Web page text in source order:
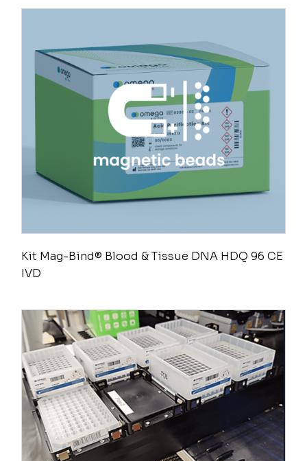
Kit Mag-Bind® Blood & Tissue DNA HDQ 96 CE
IVD